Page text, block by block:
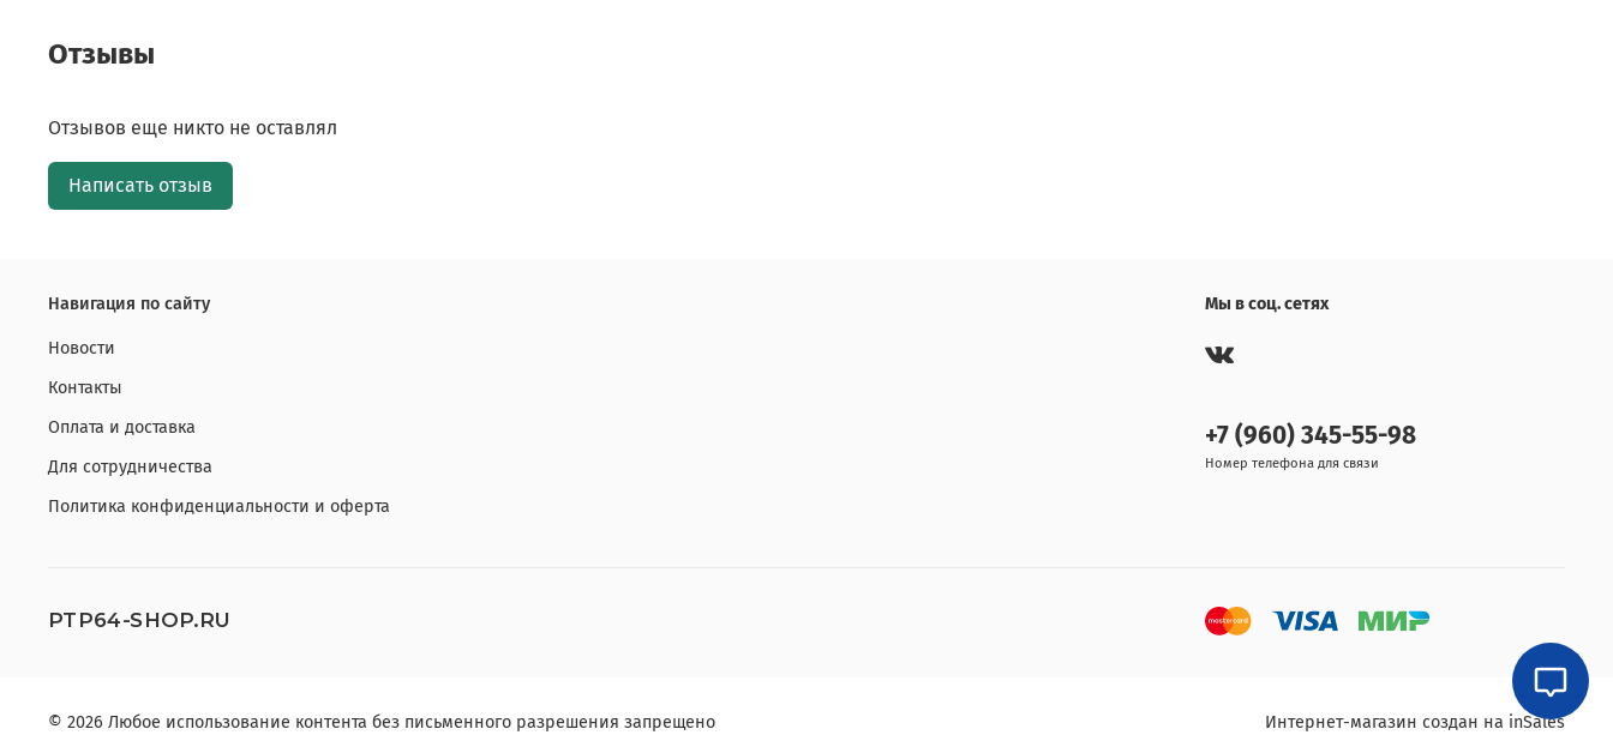
Отзывы
Отзывов еще никто не оставлял
Написать отзыв
Навигация по сайту
Новости
Контакты
Оплата и доставка
Для сотрудничества
Политика конфиденциальности и оферта
Мы в соц. сетях
+7 (960) 345-55-98
Номер телефона для связи
PTP64-SHOP.RU
© 2026 Любое использование контента без письменного разрешения запрещено Интернет-магазин создан на inSales